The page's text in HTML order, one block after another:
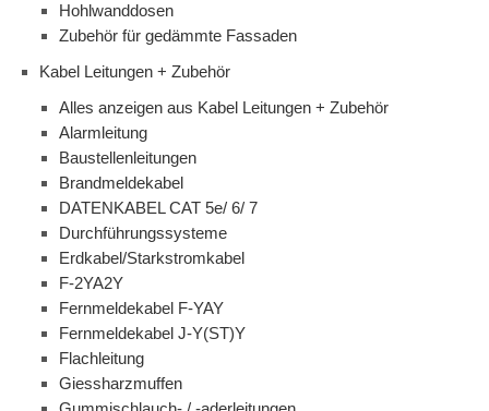
Hohlwanddosen
Zubehör für gedämmte Fassaden
Kabel Leitungen + Zubehör
Alles anzeigen aus Kabel Leitungen + Zubehör
Alarmleitung
Baustellenleitungen
Brandmeldekabel
DATENKABEL CAT 5e/ 6/ 7
Durchführungssysteme
Erdkabel/Starkstromkabel
F-2YA2Y
Fernmeldekabel F-YAY
Fernmeldekabel J-Y(ST)Y
Flachleitung
Giessharzmuffen